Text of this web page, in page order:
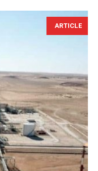
ARTICLE